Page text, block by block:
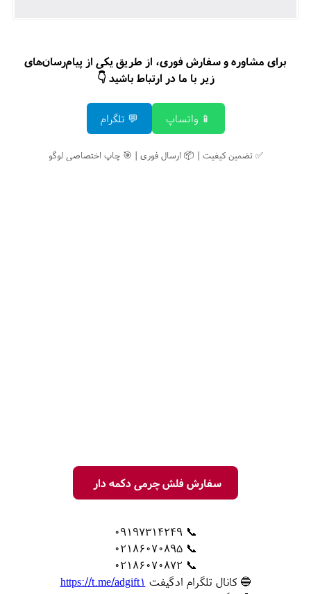
برای مشاوره و سفارش فوری، از طریق یکی از پیام‌رسان‌های
زیر با ما در ارتباط باشید 👇
📱 واتساپ 💬 تلگرام
✅ تضمین کیفیت | 📦 ارسال فوری | 🎯 چاپ اختصاصی لوگو
سفارش فلش چرمی دکمه دار
📞 09197314249
📞 02186070895
📞 02186070872
🔵 کانال تلگرام ادگیفت https://t.me/adgift1